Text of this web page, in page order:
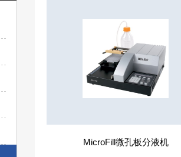
MicroFill微孔板分液机